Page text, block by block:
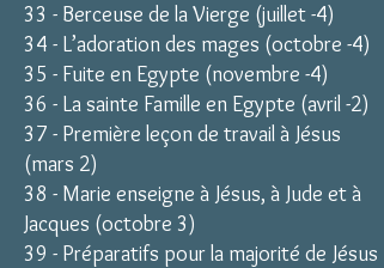
33 - Berceuse de la Vierge (juillet -4)
34 - L’adoration des mages (octobre -4)
35 - Fuite en Egypte (novembre -4)
36 - La sainte Famille en Egypte (avril -2)
37 - Première leçon de travail à Jésus
(mars 2)
38 - Marie enseigne à Jésus, à Jude et à
Jacques (octobre 3)
39 - Préparatifs pour la majorité de Jésus